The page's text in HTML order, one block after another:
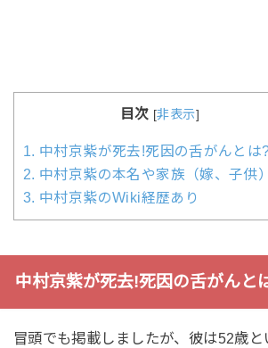
目次 [非表示]
1. 中村京紫が死去!死因の舌がんとは
2. 中村京紫の本名や家族（嫁、子供
3. 中村京紫のWiki経歴あり
中村京紫が死去!死因の舌がんと
冒頭でも掲載しましたが、彼は52歳